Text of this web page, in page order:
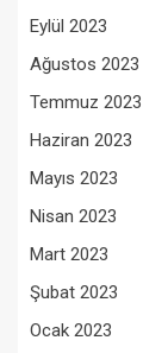
Eylül 2023
Ağustos 2023
Temmuz 2023
Haziran 2023
Mayıs 2023
Nisan 2023
Mart 2023
Şubat 2023
Ocak 2023